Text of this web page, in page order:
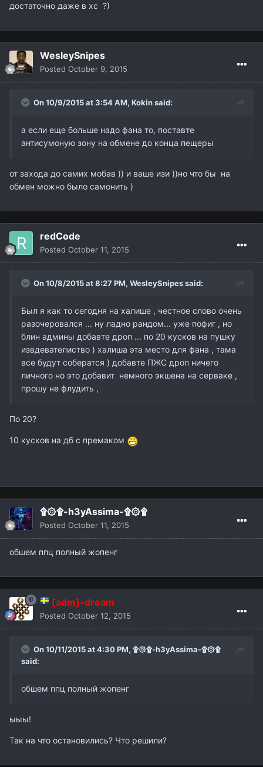
достаточно даже в хс ?)
WesleySnipes
Posted October 9, 2015
On 10/9/2015 at 3:54 AM, Kokinsaid:
а если еще больше надо фана то, поставте
антисумоную зону на обмене до конца пещеры
от захода до самих мобав )) и ваше изи ))но что бы на
обмен можно было самонить )
redCode
Posted October 11, 2015
On 10/8/2015 at 8:27 PM, WesleySnipessaid:
Был я как то сегодня на халише , честное слово очень
разочеровался ... ну ладно рандом... уже пофиг , но
блин админы добавте дроп ... по 20 кусков на пушку
извдевателиство ) халиша эта место для фана , тама
все будут собератся ) добавте ПЖС дроп ничего
личного но это добавит немного экшена на серваке ,
прошу не флудить ,
По 20?
10 кусков на дб с премаком
۩۞۩-h3yAssima-۩۞۩
Posted October 11, 2015
обшем ппц полный жопенг
[adm]-dream
Posted October 12, 2015
On 10/11/2015 at 4:30 PM, ۩۞۩-h3yAssima-۩۞۩
said:
обшем ппц полный жопенг
ыыы!
Так на что остановились? Что решили?